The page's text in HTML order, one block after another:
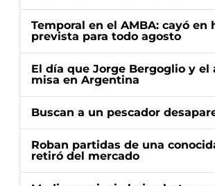
Temporal en el AMBA: cayó
prevista para todo agosto
El día que Jorge Bergoglio y
misa en Argentina
Buscan a un pescador
Roban partidas de una
retiró del mercado